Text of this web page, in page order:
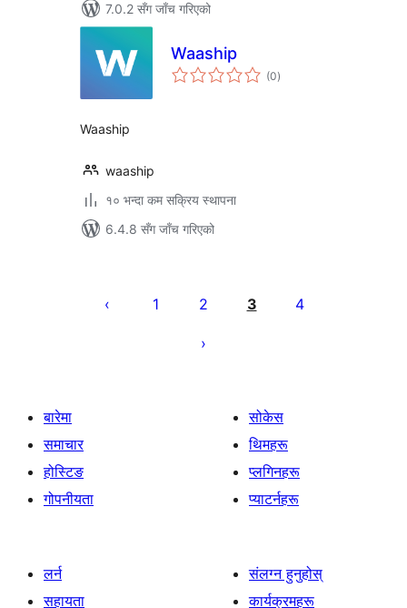
7.0.2 सँग जाँच गरिएको
Waaship
(0कुल
रेटिङ्गहरू
)
Waaship
waaship
१० भन्दा कम सक्रिय स्थापना
6.4.8 सँग जाँच गरिएको
पृष्ठाङ्कन1 2 3 4
बारेमा
समाचार
होस्टिङ
गोपनीयता
सोकेस
थिमहरू
प्लगिनहरू
प्याटर्नहरू
लर्न
सहायता
संलग्न हुनुहोस्
कार्यक्रमहरू